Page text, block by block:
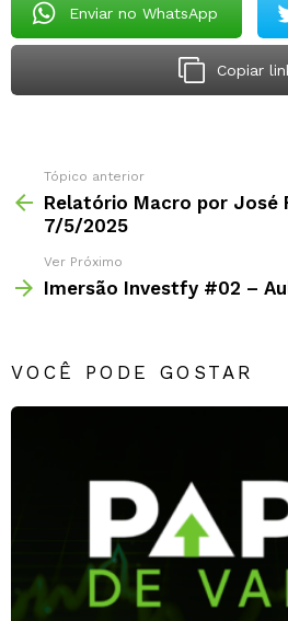
Enviar no WhatsApp
Copiar
Tópico anterior
Relatório Macro por José
7/5/2025
Ver Próximo
Imersão Investfy #02 –
VOCÊ PODE GOSTAR